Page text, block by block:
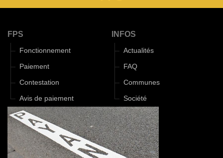
FPS
Fonctionnement
Paiement
Contestation
Avis de paiement
INFOS
Actualités
FAQ
Communes
Société